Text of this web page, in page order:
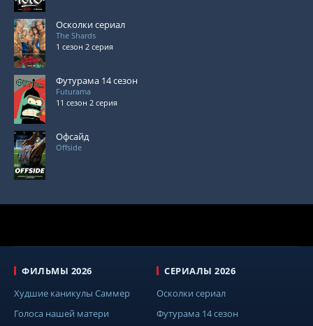
Осколки сериал
The Shards
1 сезон 2 серия
Футурама 14 сезон
Futurama
11 сезон 2 серия
Офсайд
Offside
ФИЛЬМЫ 2026
Худшие каникулы Саммер
Голоса нашей матери
СЕРИАЛЫ 2026
Осколки сериал
Футурама 14 сезон